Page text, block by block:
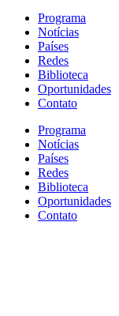
Programa
Notícias
Países
Redes
Biblioteca
Oportunidades
Contato
Programa
Notícias
Países
Redes
Biblioteca
Oportunidades
Contato